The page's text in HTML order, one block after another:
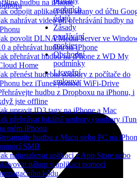
hudbu na iPhone
odpojit aplikaci třetí strany od účtu
nahrávat video při přehrávání hudby na
povolit DLNA Media Server ve
a přehrávat hudbu na iPhone
přehrávat hudbu na iPhone z WD My
Home
přenést hudební soubory z počítače do
bez iTunes pomocí WiFi-Drive
hudbu z Dropboxu na iPhonu, i
jste offline
upravit ID3 tagy na iPhone a Mac
přehrávat lokální soubory (soubory
mém iPhonu
hudbu z Macu nebo PC na
SMB
nainstalovat aplikaci z App Store nebo
nákup v aplikaci pomocí
kódu
osobních
údajů
Zásady
používání
cookies
Obchodní
podmínky
Licenční
smlouva